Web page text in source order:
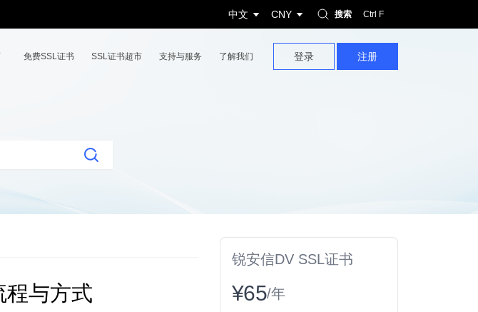
中文 CNY 搜索 Ctrl F
免费SSL证书 SSL证书超市 支持与服务 了解我们 登录 注册
程与方式
锐安信DV SSL证书
¥65/年